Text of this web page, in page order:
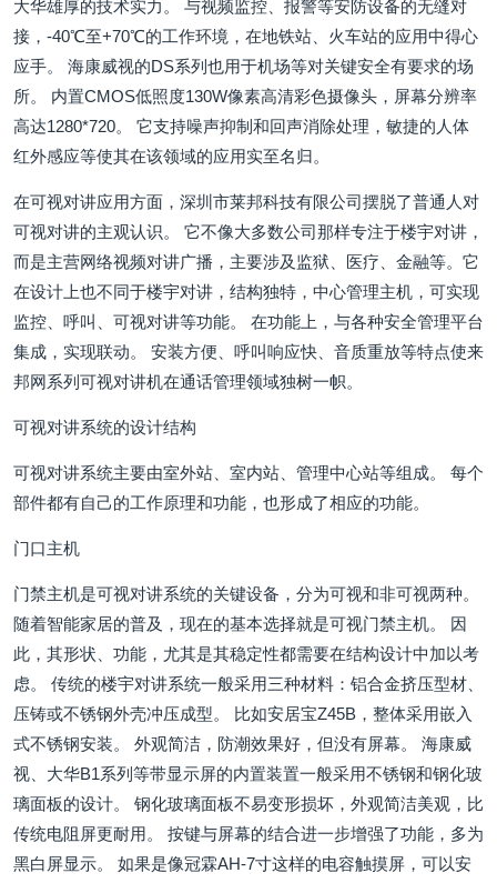
大华雄厚的技术实力。 与视频监控、报警等安防设备的无缝对
接，-40℃至+70℃的工作环境，在地铁站、火车站的应用中得心
应手。 海康威视的DS系列也用于机场等对关键安全有要求的场
所。 内置CMOS低照度130W像素高清彩色摄像头，屏幕分辨率
高达1280*720。 它支持噪声抑制和回声消除处理，敏捷的人体
红外感应等使其在该领域的应用实至名归。
在可视对讲应用方面，深圳市莱邦科技有限公司摆脱了普通人对
可视对讲的主观认识。 它不像大多数公司那样专注于楼宇对讲，
而是主营网络视频对讲广播，主要涉及监狱、医疗、金融等。它
在设计上也不同于楼宇对讲，结构独特，中心管理主机，可实现
监控、呼叫、可视对讲等功能。 在功能上，与各种安全管理平台
集成，实现联动。 安装方便、呼叫响应快、音质重放等特点使来
邦网系列可视对讲机在通话管理领域独树一帜。
可视对讲系统的设计结构
可视对讲系统主要由室外站、室内站、管理中心站等组成。 每个
部件都有自己的工作原理和功能，也形成了相应的功能。
门口主机
门禁主机是可视对讲系统的关键设备，分为可视和非可视两种。
随着智能家居的普及，现在的基本选择就是可视门禁主机。 因
此，其形状、功能，尤其是其稳定性都需要在结构设计中加以考
虑。 传统的楼宇对讲系统一般采用三种材料：铝合金挤压型材、
压铸或不锈钢外壳冲压成型。 比如安居宝Z45B，整体采用嵌入
式不锈钢安装。 外观简洁，防潮效果好，但没有屏幕。 海康威
视、大华B1系列等带显示屏的内置装置一般采用不锈钢和钢化玻
璃面板的设计。 钢化玻璃面板不易变形损坏，外观简洁美观，比
传统电阻屏更耐用。 按键与屏幕的结合进一步增强了功能，多为
黑白屏显示。 如果是像冠霖AH-7寸这样的电容触摸屏，可以安